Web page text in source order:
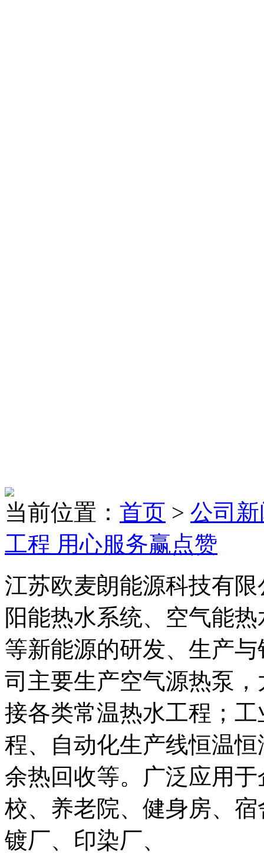
当前位置： 首页 > 公司
工程 用心服务赢点赞
江苏欧麦朗能源科技有
阳能热水系统、空气能
等新能源的研发、生产
司主要生产空气源热泵
接各类常温热水工程；
程、自动化生产线恒温
余热回收等。广泛应用
校、养老院、健身房、
镀厂、印染厂、